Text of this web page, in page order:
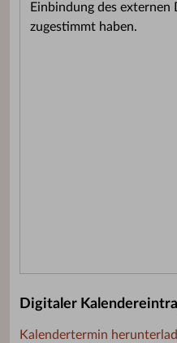
Einbindung des externen
zugestimmt haben.
Digitaler
Kalendertermin